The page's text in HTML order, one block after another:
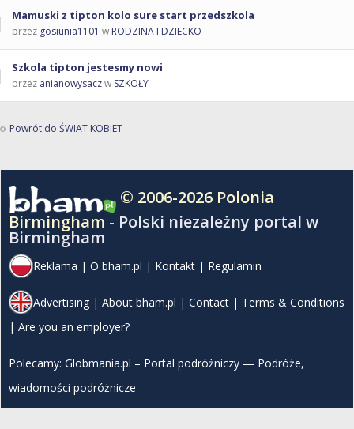
Mamuski z tipton kolo sure start przedszkola
przez gosiunia1101 w RODZINA I DZIECKO
Szkola tipton jestesmy nowi
przez anianowysaczw SZKOŁY
Powrót do ŚWIAT KOBIET
© 2006-2026 Polonia
Birmingham - Polski niezależny portal w
Birmingham
Reklama | O bham.pl | Kontakt | Regulamin
Advertising | About bham.pl | Contact | Terms & Conditions
| Are you an employer?
Polecamy: Globmania.pl – Portal podróżniczy — Podróże,
wiadomości podróżnicze